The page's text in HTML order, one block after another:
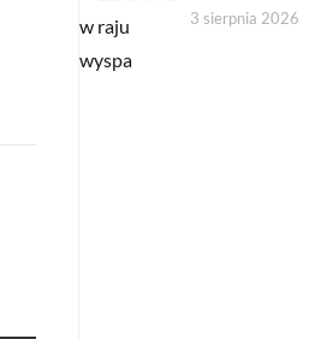
3 sierpnia 2026